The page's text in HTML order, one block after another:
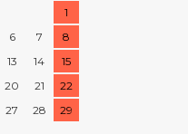
1
6 7
8
13 14
15
20 21
22
27 28
29